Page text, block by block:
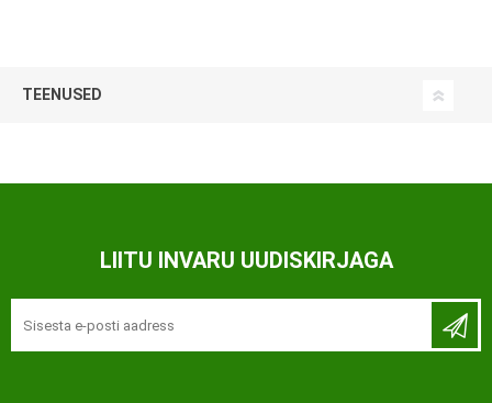
TEENUSED
LIITU INVARU UUDISKIRJAGA